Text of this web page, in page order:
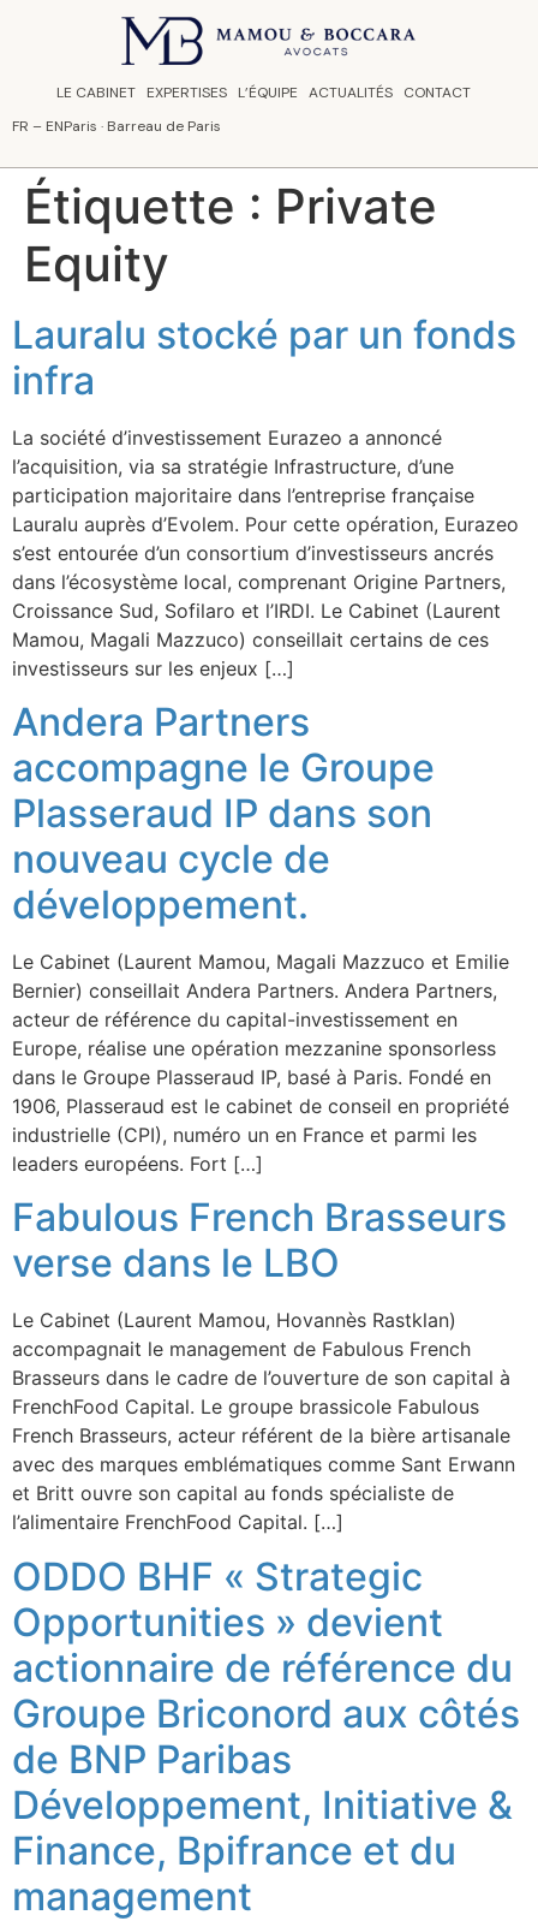
LE CABINET EXPERTISES L’ÉQUIPE ACTUALITÉS
CONTACT
FR – ENParis · Barreau de Paris
Étiquette : Private
Equity
Lauralu stocké par un fonds
infra
La société d’investissement Eurazeo a annoncé
l’acquisition, via sa stratégie Infrastructure, d’une
participation majoritaire dans l’entreprise française
Lauralu auprès d’Evolem. Pour cette opération, Eurazeo
s’est entourée d’un consortium d’investisseurs ancrés
dans l’écosystème local, comprenant Origine Partners,
Croissance Sud, Sofilaro et l’IRDI. Le Cabinet (Laurent
Mamou, Magali Mazzuco) conseillait certains de ces
investisseurs sur les enjeux […]
Andera Partners
accompagne le Groupe
Plasseraud IP dans son
nouveau cycle de
développement.
Le Cabinet (Laurent Mamou, Magali Mazzuco et Emilie
Bernier) conseillait Andera Partners. Andera Partners,
acteur de référence du capital-investissement en
Europe, réalise une opération mezzanine sponsorless
dans le Groupe Plasseraud IP, basé à Paris. Fondé en
1906, Plasseraud est le cabinet de conseil en propriété
industrielle (CPI), numéro un en France et parmi les
leaders européens. Fort […]
Fabulous French Brasseurs
verse dans le LBO
Le Cabinet (Laurent Mamou, Hovannès Rastklan)
accompagnait le management de Fabulous French
Brasseurs dans le cadre de l’ouverture de son capital à
FrenchFood Capital. Le groupe brassicole Fabulous
French Brasseurs, acteur référent de la bière artisanale
avec des marques emblématiques comme Sant Erwann
et Britt ouvre son capital au fonds spécialiste de
l’alimentaire FrenchFood Capital. […]
ODDO BHF « Strategic
Opportunities » devient
actionnaire de référence du
Groupe Briconord aux côtés
de BNP Paribas
Développement, Initiative &
Finance, Bpifrance et du
management
Panneau de gestion des cookies